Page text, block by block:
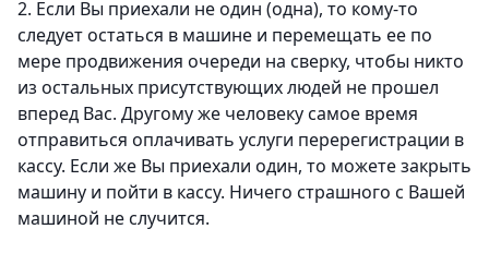
2. Если Вы приехали не один (одна), то кому-то
следует остаться в машине и перемещать ее по
мере продвижения очереди на сверку, чтобы никто
из остальных присутствующих людей не прошел
вперед Вас. Другому же человеку самое время
отправиться оплачивать услуги перерегистрации в
кассу. Если же Вы приехали один, то можете закрыть
машину и пойти в кассу. Ничего страшного с Вашей
машиной не случится.